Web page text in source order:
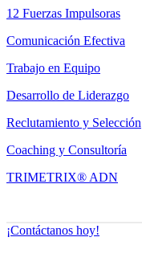
12 Fuerzas Impulsoras
Comunicación Efectiva
Trabajo en Equipo
Desarrollo de Liderazgo
Reclutamiento y Selección
Coaching y Consultoría
TRIMETRIX® ADN
¡Contáctanos hoy!